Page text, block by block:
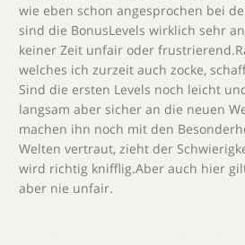
wie eben schon angesprochen bei
sind die BonusLevels wirklich sehr
keiner Zeit unfair oder
welches ich zurzeit auch zocke,
Sind die ersten Levels noch leicht
langsam aber sicher an die neuen
machen ihn noch mit den
Welten vertraut, zieht der
wird richtig knifflig.Aber auch hier
aber nie unfair.